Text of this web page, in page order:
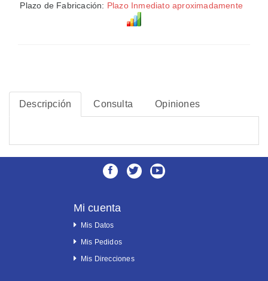
Plazo de Fabricación: Plazo Inmediato aproximadamente
Descripción Consulta Opiniones
Mi cuenta
Mis Datos
Mis Pedidos
Mis Direcciones